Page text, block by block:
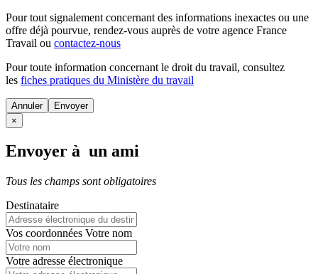
Pour tout signalement concernant des informations inexactes ou une
offre déjà pourvue, rendez-vous auprès de votre agence France
Travail ou contactez-nous
Pour toute information concernant le droit du travail, consultez
les fiches pratiques du Ministère du travail
Annuler
×
Envoyer à un ami
Tous les champs sont obligatoires
Destinataire
Vos coordonnées Votre nom
Votre adresse électronique